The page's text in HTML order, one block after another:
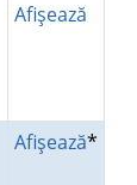
Afişează
Afişează*